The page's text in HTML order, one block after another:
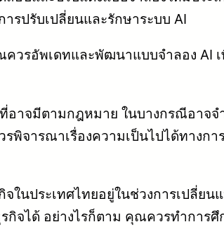
ปรับเปลี่ยนและรักษาระบบ AI
ควรอัพเดทและพัฒนาแบบจำลอง AI
าจมีตามกฎหมาย ในบางกรณีอาจ
จารณาเรื่องความเป็นไปได้ทางกา
นประเทศไทยอยู่ในช่วงการเปลี่ยน
จได้ อย่างไรก็ตาม คุณควรทำการ